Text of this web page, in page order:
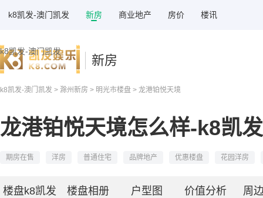
k8凯发-澳门凯发 新房 商业地产 房价 楼讯
k8凯发-澳门凯发
新房
k8凯发-澳门凯发 > 滁州新房 > 明光市楼盘 > 龙港铂悦天境
龙港铂悦天境怎么样-k8凯发
期房在售 洋房 普通住宅 品牌地产 优惠楼盘 花园洋房
楼盘k8凯发 楼盘相册 户型图 价值分析 周